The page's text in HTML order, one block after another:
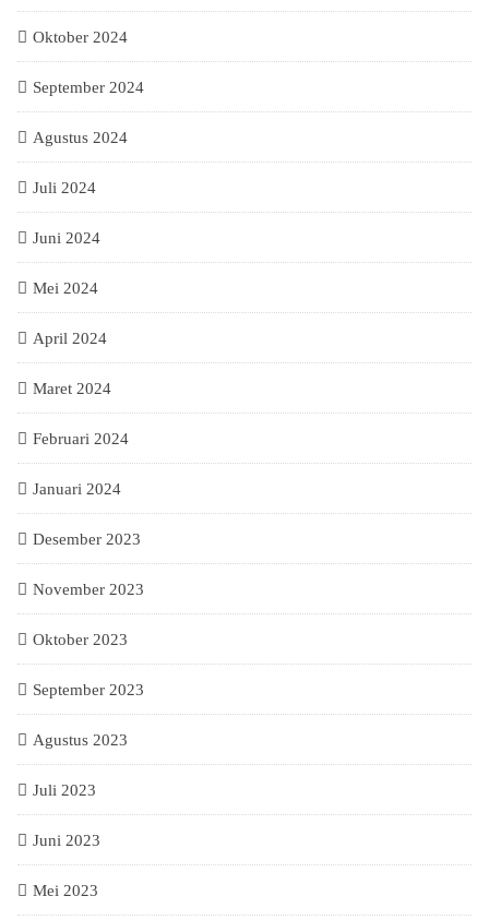
Oktober 2024
September 2024
Agustus 2024
Juli 2024
Juni 2024
Mei 2024
April 2024
Maret 2024
Februari 2024
Januari 2024
Desember 2023
November 2023
Oktober 2023
September 2023
Agustus 2023
Juli 2023
Juni 2023
Mei 2023